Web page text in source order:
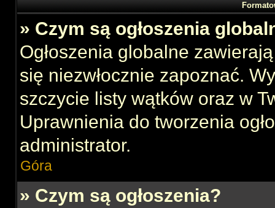
» Czym są ogłoszenia
Ogłoszenia globalne
się niezwłocznie zapoznać.
szczycie listy wątków oraz w
Uprawnienia do tworzenia
administrator.
Góra
» Czym są ogłoszenia?